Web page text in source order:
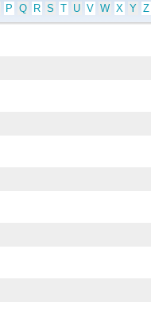
P Q R S T U V W X Y Z